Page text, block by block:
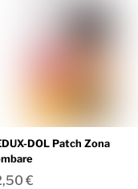
DOL Patch Zona
€